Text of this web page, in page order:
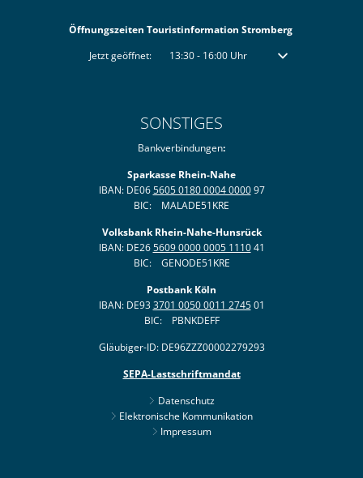
Öffnungszeiten Touristinformation Stromberg
Klicken, um weitere Öffnungs- oder Schließzeiten auszublenden
Jetzt geöffnet: 13:30- 16:00Uhr Von 13:30 bis 16:00
SONSTIGES
Bankverbindungen:
Sparkasse Rhein-Nahe
IBAN: DE065605 0180 0004 000097
BIC: MALADE51KRE
Volksbank Rhein-Nahe-Hunsrück
IBAN: DE265609 0000 0005 111041
BIC: GENODE51KRE
Postbank Köln
IBAN: DE933701 0050 0011 274501
BIC: PBNKDEFF
Gläubiger-ID: DE96ZZZ00002279293
SEPA-Lastschriftmandat
Datenschutz
Elektronische Kommunikation
Impressum